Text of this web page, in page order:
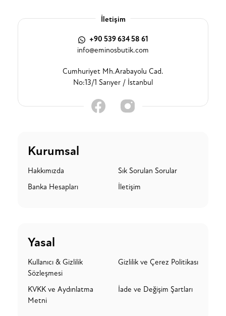
İletişim
+90 539 634 58 61
info@eminosbutik.com
Cumhuriyet Mh.Arabayolu Cad.
No:13/1 Sarıyer / İstanbul
Kurumsal
Hakkımızda
Sık Sorulan Sorular
Banka Hesapları
İletişim
Yasal
Kullanıcı & Gizlilik
Sözleşmesi
Gizlilik ve Çerez Politikası
KVKK ve Aydınlatma
Metni
İade ve Değişim Şartları